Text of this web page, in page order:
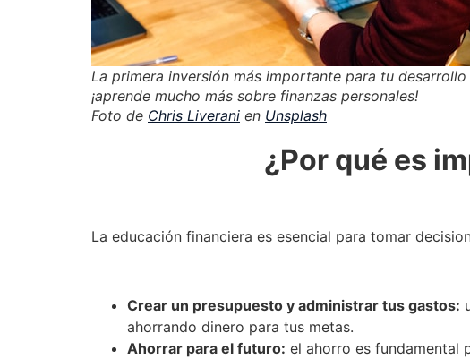
La primera inversión más importante para tu
¡aprende mucho más sobre finanzas personales!
Foto de Chris Liverani en Unsplash
¿Por qué es
La educación financiera es esencial para tomar
Crear un presupuesto y administrar tus gastos:
ahorrando dinero para tus metas.
Ahorrar para el futuro: el ahorro es fundamental